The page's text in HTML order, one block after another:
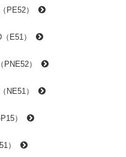
PE52）
E51）
）
NE51）
）
）